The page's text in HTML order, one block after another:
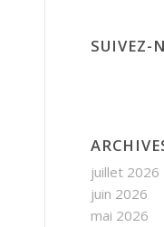
SUIVEZ-
juillet 2026
juin 2026
mai 2026